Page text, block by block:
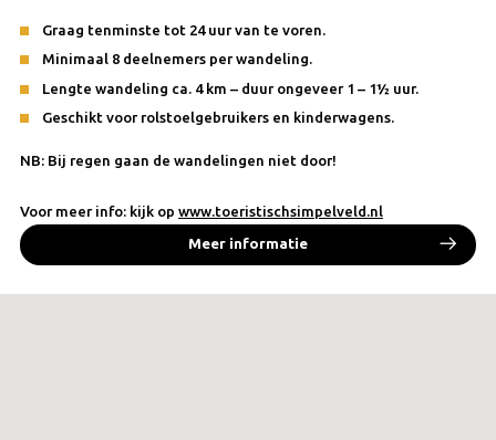
Graag tenminste tot 24 uur van te voren.
Minimaal 8 deelnemers per wandeling.
Lengte wandeling ca. 4 km – duur ongeveer 1 – 1½ uur.
Geschikt voor rolstoelgebruikers en kinderwagens.
NB: Bij regen gaan de wandelingen niet door!
Voor meer info: kijk op www.toeristischsimpelveld.nl
Meer informatie